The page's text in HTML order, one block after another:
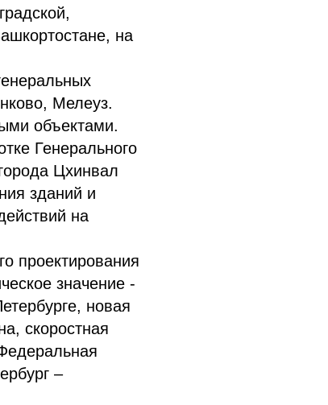
на
Мелеуз.
объектами.
Генерального
Цхинвал
зданий и
на
проектирования
значение -
новая
скоростная
–